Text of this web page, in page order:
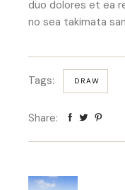
duo dolores et ea
no sea takimata
Tags: DRAW
Share: